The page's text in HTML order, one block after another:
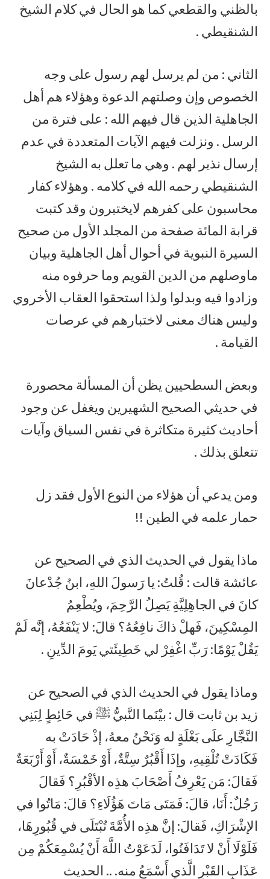
بالظني والقطعي كما هو الحال في كلام الشيخ
الشنقيطي .
الثاني : من لم يرسل لهم رسول على وجه
الخصوص وإن وصلتهم الدعوة وهؤلاء هم أهل
الجاهلية الذين قال فيهم الله : على فترة من
الرسل . ونزلت فيهم الآيات المتعددة في عدم
إرسال نذير لهم . وهي ما تعلل به الشيخ
الشنقيطي رحمه الله في كلامه . وهؤلاء كفار
محاسبون على كفرهم لايختبرون وقد كتبت
قرابة المائة صفحة من المجلد الأول من صحيح
السيرة النبوية في أحوال أهل الجاهلية وبيان
ماوصلهم من الدين القويم وما حرفوه منه
وزادوا فيه وبدلوا ولذا استحقوا العقاب الأخروي
وليس هناك معنى لاختبارهم في عرصات
القيامة .
وبعض السطحيين يظن أن المسألة محصورة
في حديثي الصحيح الشهيرين ويغفل عن وجود
أحاديث كثيرة متكاثرة في نفس السياق وآيات
تتعلق بذلك .
ومن يدعي أن هؤلاء من النوع الأول فقد زل
حمار علمه في الطين !!
ماذا يقول في الحديث الذي في الصحيح عن
عائشة قالت : قُلتُ: يا رَسولَ اللهِ، ابنُ جُدْعانَ
كانَ في الجاهِلِيَّةِ يَصِلُ الرَّحِمَ، ويُطْعِمُ
المِسْكِينَ، فَهلْ ذاكَ نافِعُهُ؟ قالَ: لا يَنْفَعُهُ، إنَّه لَمْ
يَقُلْ يَوْمًا: رَبِّ اغْفِرْ لي خَطِيئَتي يَومَ الدِّينِ .
وماذا يقول في الحديث الذي في الصحيح عن
زيد بن ثابت قال : بيْنَما النَّبيُّ ﷺ في حَائِطٍ لِبَنِي
النَّجَّارِ علَى بَغْلَةٍ له وَنَحْنُ معهُ، إذْ حَادَتْ به
فَكَادَتْ تُلْقِيهِ، وإذَا أَقْبُرٌ سِتَّةٌ، أَوْ خَمْسَةٌ، أَوْ أَرْبَعَةٌ
فَقالَ: مَن يَعْرِفُ أَصْحَابَ هذِه الأقْبُرِ؟ فَقالَ
رَجُلٌ: أَنَا، قالَ: فَمَتَى مَاتَ هَؤُلَاءِ؟ قالَ: مَاتُوا في
الإشْرَاكِ، فَقالَ: إنَّ هذِه الأُمَّةَ تُبْتَلَى في قُبُورِهَا،
فَلَوْلَا أَنْ لا تَدَافَنُوا، لَدَعَوْتُ اللَّهَ أَنْ يُسْمِعَكُمْ مِن
عَذَابِ القَبْرِ الَّذي أَسْمَعُ منه. .. الحديث